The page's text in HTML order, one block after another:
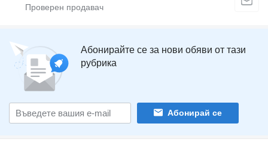
Абонирайте се за нови обяви от тази
рубрика
Абонирай се